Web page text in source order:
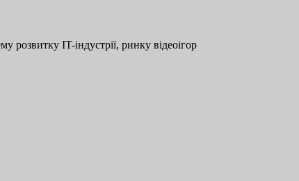
розвитку IT-індустрії, ринку відеоігор